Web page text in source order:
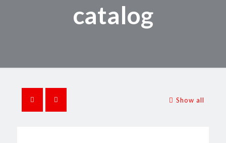
catalog
Show all